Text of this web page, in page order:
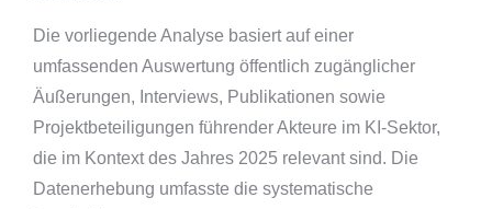
Die vorliegende Analyse basiert auf einer
umfassenden Auswertung öffentlich zugänglicher
Äußerungen, Interviews, Publikationen sowie
Projektbeteiligungen führender Akteure im KI-Sektor,
die im Kontext des Jahres 2025 relevant sind. Die
Datenerhebung umfasste die systematische